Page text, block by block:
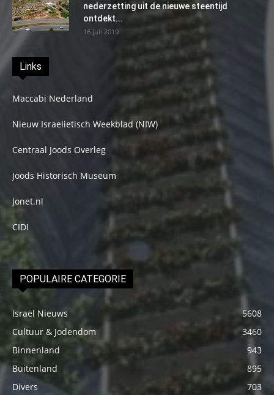
nederzetting uit de nieuwe steentijd
ontdekt...
16 juli 2019
Links
Maccabi Nederland
Nieuw Israelietisch Weekblad (NIW)
Centraal Joods Overleg
Joods Historisch Museum
Jonet.nl
CIDI
POPULAIRE CATEGORIE
Israël Nieuws
5608
Cultuur & Jodendom
3460
Binnenland
943
Buitenland
895
Divers
703